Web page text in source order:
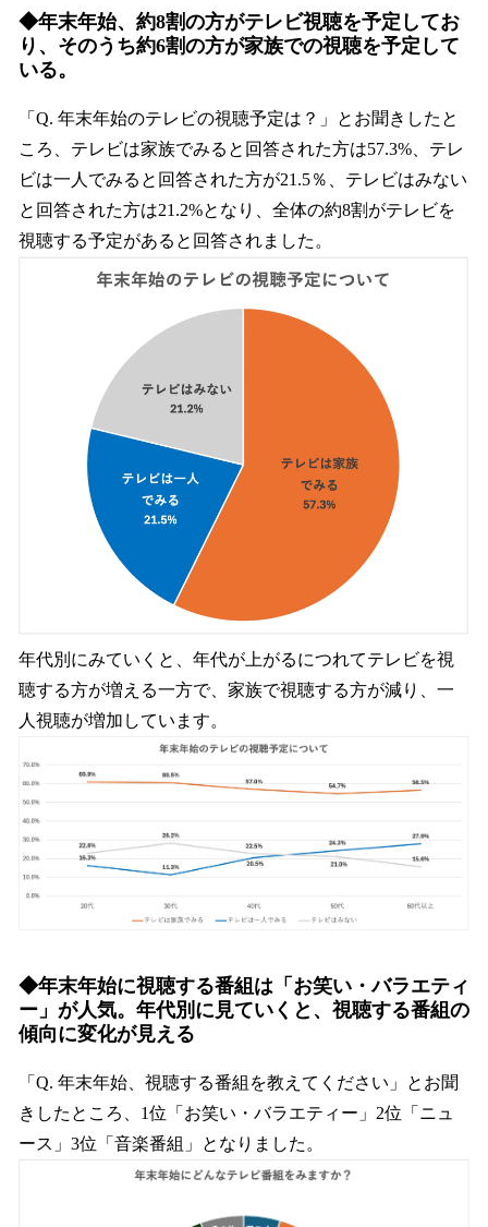
◆年末年始、約8割の方がテレビ視聴を予定してお
り、そのうち約6割の方が家族での視聴を予定して
いる。
「Q. 年末年始のテレビの視聴予定は？」とお聞きしたと
ころ、テレビは家族でみると回答された方は57.3%、テレ
ビは一人でみると回答された方が21.5％、テレビはみない
と回答された方は21.2%となり、全体の約8割がテレビを
視聴する予定があると回答されました。
年代別にみていくと、年代が上がるにつれてテレビを視
聴する方が増える一方で、家族で視聴する方が減り、一
人視聴が増加しています。
◆年末年始に視聴する番組は「お笑い・バラエティ
ー」が人気。年代別に見ていくと、視聴する番組の
傾向に変化が見える
「Q. 年末年始、視聴する番組を教えてください」とお聞
きしたところ、1位「お笑い・バラエティー」2位「ニュ
ース」3位「音楽番組」となりました。